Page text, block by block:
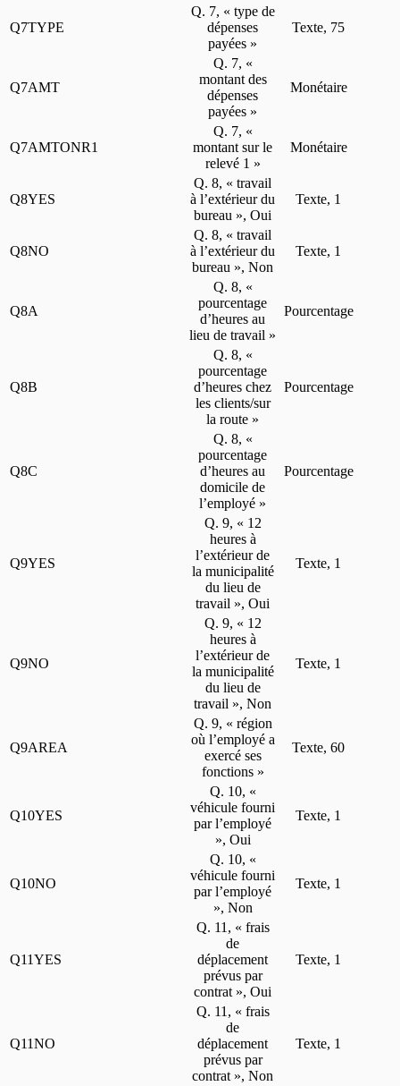
Q7TYPE
Q. 7, « type de
dépenses
payées »
Texte, 75
Q7AMT
Q. 7, «
montant des
dépenses
payées »
Monétaire
Q7AMTONR1
Q. 7, «
montant sur le
relevé 1 »
Monétaire
Q8YES
Q. 8, « travail
à l’extérieur du
bureau », Oui
Texte, 1
Q8NO
Q. 8, « travail
à l’extérieur du
bureau », Non
Texte, 1
Q8A
Q. 8, «
pourcentage
d’heures au
lieu de travail »
Pourcentage
Q8B
Q. 8, «
pourcentage
d’heures chez
les clients/sur
la route »
Pourcentage
Q8C
Q. 8, «
pourcentage
d’heures au
domicile de
l’employé »
Pourcentage
Q9YES
Q. 9, « 12
heures à
l’extérieur de
la municipalité
du lieu de
travail », Oui
Texte, 1
Q9NO
Q. 9, « 12
heures à
l’extérieur de
la municipalité
du lieu de
travail », Non
Texte, 1
Q9AREA
Q. 9, « région
où l’employé a
exercé ses
fonctions »
Texte, 60
Q10YES
Q. 10, «
véhicule fourni
par l’employé
», Oui
Texte, 1
Q10NO
Q. 10, «
véhicule fourni
par l’employé
», Non
Texte, 1
Q11YES
Q. 11, « frais
de
déplacement
prévus par
contrat », Oui
Texte, 1
Q11NO
Q. 11, « frais
de
déplacement
prévus par
contrat », Non
Texte, 1